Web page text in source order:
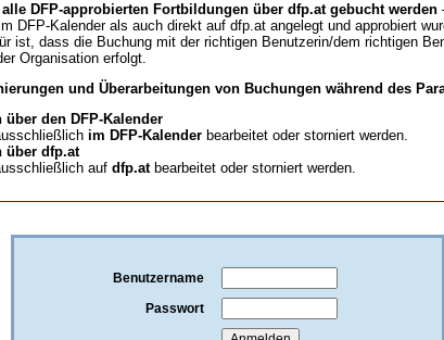
DFP-approbierten Fortbildungen über dfp.at gebucht werden
DFP-Kalender als auch direkt auf dfp.at angelegt und approbiert
ist, dass die Buchung mit der richtigen Benutzerin/dem richtigen
Organisation erfolgt.
und Überarbeitungen von Buchungen während des
über den DFP-Kalender
im DFP-Kalender bearbeitet oder storniert werden.
über dfp.at
auf dfp.atbearbeitet oder storniert werden.
Benutzername
Passwort